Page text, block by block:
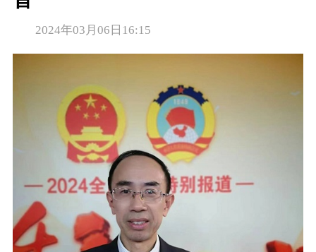
2024年03月06日16:15